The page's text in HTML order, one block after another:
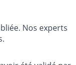
Nos experts